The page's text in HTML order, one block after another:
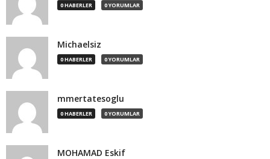
0 HABERLER 0 YORUMLAR
Michaelsiz
0 HABERLER 0 YORUMLAR
mmertatesoglu
0 HABERLER 0 YORUMLAR
MOHAMAD Eskif